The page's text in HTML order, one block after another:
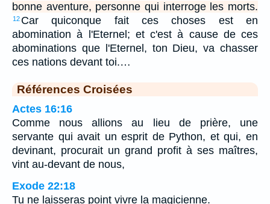
bonne aventure, personne qui interroge les morts.
12 Car quiconque fait ces choses est en
abomination à l'Eternel; et c'est à cause de ces
abominations que l'Eternel, ton Dieu, va chasser
ces nations devant toi.…
Références Croisées
Actes 16:16
Comme nous allions au lieu de prière, une
servante qui avait un esprit de Python, et qui, en
devinant, procurait un grand profit à ses maîtres,
vint au-devant de nous,
Exode 22:18
Tu ne laisseras point vivre la magicienne.